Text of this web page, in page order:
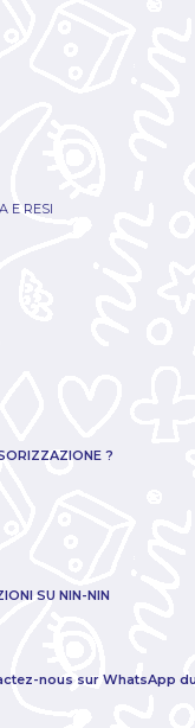
E RESI
?
SU NIN-NIN
nous sur WhatsApp